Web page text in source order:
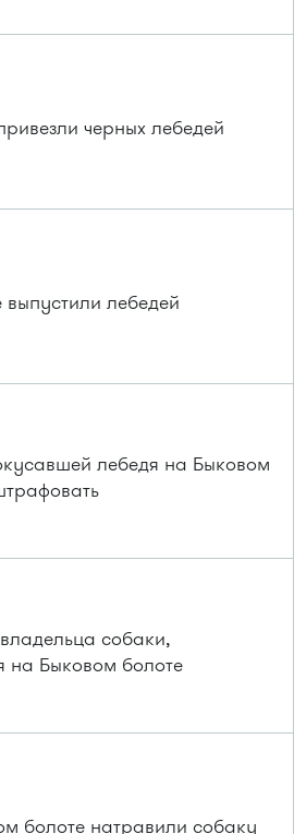
черных лебедей
лебедей
лебедя на Быковом
собаки,
на Быковом болоте
болоте натравили собаку